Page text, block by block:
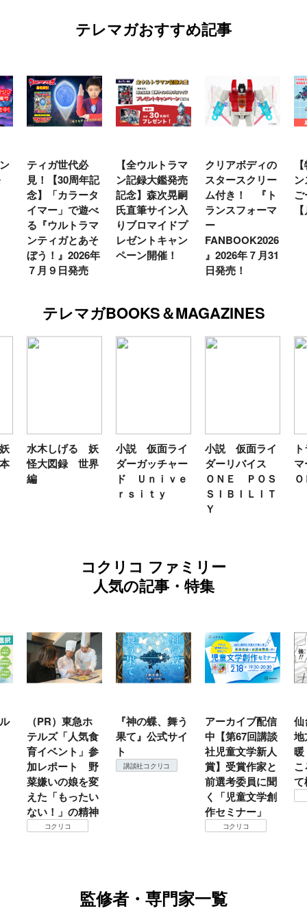
テレマガおすすめ記事
【全ウルトラマ
ン記録大鑑発売
記念】森次晃嗣
氏直筆サイン入
りブロマイドプ
レゼントキャン
ペーン開催！
クリアボディの
スタースクリー
ム付き！ 『ト
ランスフォーマ
ー
FANBOOK2026
』2026年７月31
【特別編】トラ
ンスフォーマー
ごー！ごー！
【月イチ更新】
♡
テレマガBOOKS＆MAGAZINES
小説 仮面ライ
ダーガッチャー
ド Ｕｎｉｖｅ
小説 仮面ライ
ダーリバイス
ＯＮＥ ＰＯＳ
ＳＩＢＩＬＩＴ
トランスフォー
マーＦＡＮＢＯ
ＯＫ２０２６
コクリコ ファミリー
人気の記事・特集
『神の蝶、舞う
果て』公式サイ
ト
講談社コクリコ
アーカイブ配信
中【第67回講談
社児童文学新人
賞】受賞作家と
仙台の冬は東北
地方では温
暖？ 本当のと
ころは仙台に来
て検証すべし！
コクリコ
監修者・専門家一覧